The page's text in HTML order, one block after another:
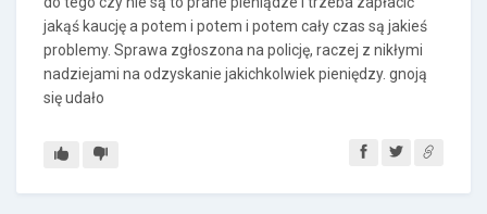
jakąś kaucję a potem i potem i potem cały czas są jakieś
problemy. Sprawa zgłoszona na policję, raczej z nikłymi
nadziejami na odzyskanie jakichkolwiek pieniędzy. gnoją
się udało